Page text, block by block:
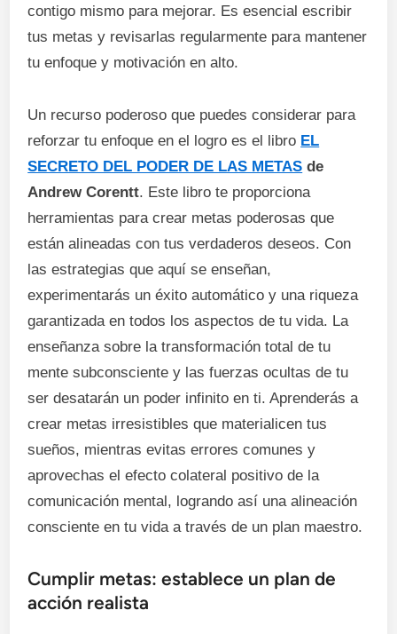
contigo mismo para mejorar. Es esencial escribir
tus metas y revisarlas regularmente para mantener
tu enfoque y motivación en alto.
Un recurso poderoso que puedes considerar para
reforzar tu enfoque en el logro es el libro EL
SECRETO DEL PODER DE LAS METAS de
Andrew Corentt. Este libro te proporciona
herramientas para crear metas poderosas que
están alineadas con tus verdaderos deseos. Con
las estrategias que aquí se enseñan,
experimentarás un éxito automático y una riqueza
garantizada en todos los aspectos de tu vida. La
enseñanza sobre la transformación total de tu
mente subconsciente y las fuerzas ocultas de tu
ser desatarán un poder infinito en ti. Aprenderás a
crear metas irresistibles que materialicen tus
sueños, mientras evitas errores comunes y
aprovechas el efecto colateral positivo de la
comunicación mental, logrando así una alineación
consciente en tu vida a través de un plan maestro.
Cumplir metas: establece un plan de
acción realista